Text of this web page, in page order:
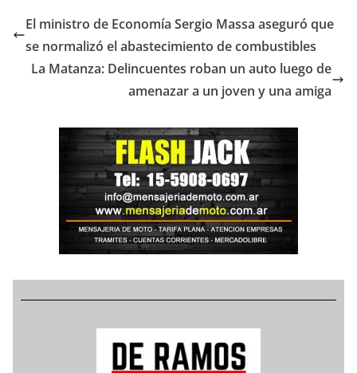
El ministro de Economía Sergio Massa aseguró que
se normalizó el abastecimiento de combustibles
La Matanza: Delincuentes roban un auto luego de
amenazar a un joven y una amiga